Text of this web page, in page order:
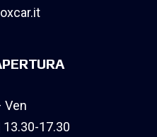
Ven
13.30-17.30